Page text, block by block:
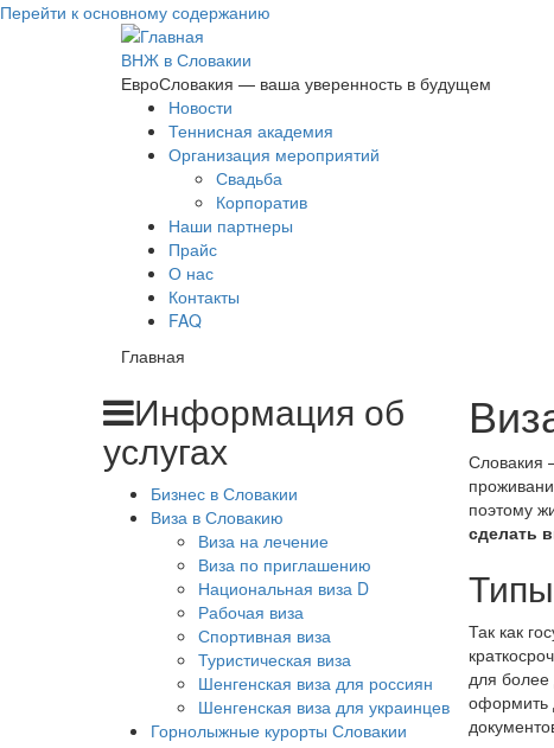
Перейти к основному содержанию
ВНЖ в Словакии
ЕвроСловакия — ваша уверенность в будущем
Новости
Теннисная академия
Организация мероприятий
Свадьба
Корпоратив
Наши партнеры
Прайс
О нас
Контакты
FAQ
Главная
Информация об
услугах
Бизнес в Словакии
Виза в Словакию
Виза на лечение
Виза по приглашению
Национальная виза D
Рабочая виза
Спортивная виза
Туристическая виза
Шенгенская виза для россиян
Шенгенская виза для украинцев
Горнолыжные курорты Словакии
Словакия
поэтому
сделать
Так как
для более
оформить